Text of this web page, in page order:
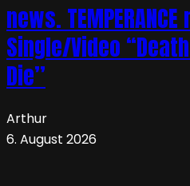
news.
Single/Video
Die”
Arthur
6. August 2026